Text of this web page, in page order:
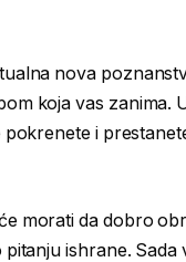
nova
koja vas zanima.
pokrenete i
morati da dobro
pitanju ishrane. Sada